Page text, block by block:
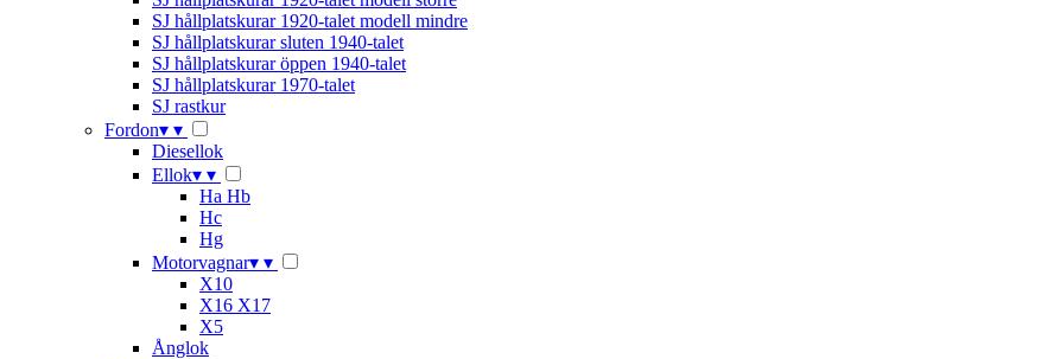
SJ hållplatskurar 1920-talet modell mindre
SJ hållplatskurar sluten 1940-talet
SJ hållplatskurar öppen 1940-talet
SJ hållplatskurar 1970-talet
SJ rastkur
Fordon▾ ▾
Diesellok
Ellok▾ ▾
Ha Hb
Hc
Hg
Motorvagnar▾ ▾
X10
X16 X17
X5
Ånglok